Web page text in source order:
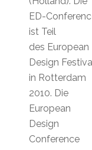
ED-
ist Teil
des European
Design
in Rotterdam
2010. Die
European
Design
Conference